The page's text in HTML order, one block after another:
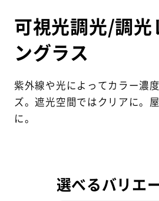
可視光調光/調光
ングラス
紫外線や光によってカラー濃
ズ。遮光空間ではクリアに。
に。
選べるバリエ